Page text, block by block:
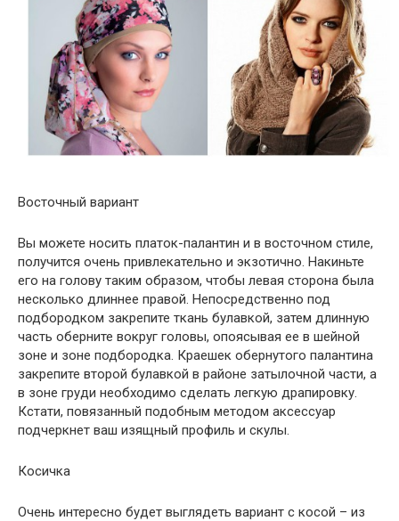
Восточный вариант
Вы можете носить платок-палантин и в восточном стиле,
получится очень привлекательно и экзотично. Накиньте
его на голову таким образом, чтобы левая сторона была
несколько длиннее правой. Непосредственно под
подбородком закрепите ткань булавкой, затем длинную
часть оберните вокруг головы, опоясывая ее в шейной
зоне и зоне подбородка. Краешек обернутого палантина
закрепите второй булавкой в районе затылочной части, а
в зоне груди необходимо сделать легкую драпировку.
Кстати, повязанный подобным методом аксессуар
подчеркнет ваш изящный профиль и скулы.
Косичка
Очень интересно будет выглядеть вариант с косой – из